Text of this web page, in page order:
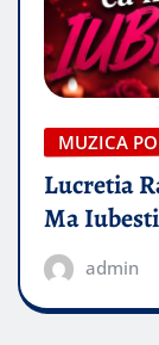
MUZICA
Lucretia
Ma
admin